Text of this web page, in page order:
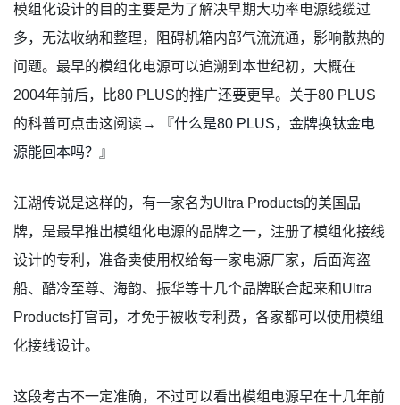
模组化设计的目的主要是为了解决早期大功率电源线缆过
多，无法收纳和整理，阻碍机箱内部气流流通，影响散热的
问题。最早的模组化电源可以追溯到本世纪初，大概在
2004年前后，比80 PLUS的推广还要更早。关于80 PLUS
的科普可点击这阅读→ 『什么是80 PLUS，金牌换钛金电
源能回本吗？
』
江湖传说是这样的，有一家名为Ultra Products的美国品
牌，是最早推出模组化电源的品牌之一，注册了模组化接线
设计的专利，准备卖使用权给每一家电源厂家，后面海盗
船、酷冷至尊、海韵、振华等十几个品牌联合起来和Ultra
Products打官司，才免于被收专利费，各家都可以使用模组
化接线设计。
这段考古不一定准确，不过可以看出模组电源早在十几年前